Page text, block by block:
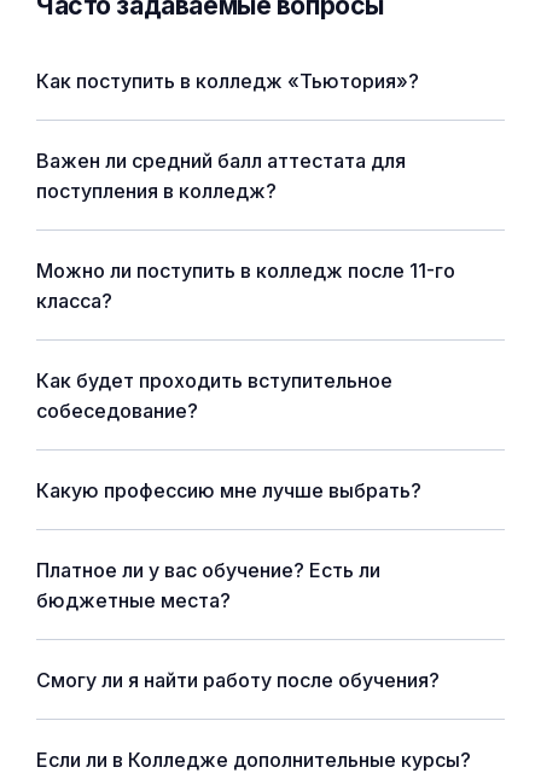
Как поступить в колледж «Тьютория»?
Важен ли средний балл аттестата для
поступления в колледж?
Можно ли поступить в колледж после 11-го
класса?
Как будет проходить вступительное
собеседование?
Какую профессию мне лучше выбрать?
Платное ли у вас обучение? Есть ли
бюджетные места?
Смогу ли я найти работу после обучения?
Если ли в Колледже дополнительные курсы?